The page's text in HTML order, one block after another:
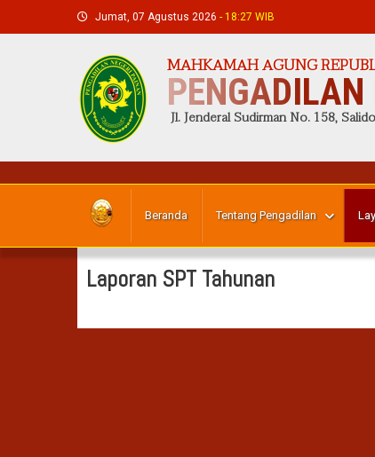
to
Jumat, 07 Agustus 2026 - 18:27 WIB
MAHKAMAH AGUNG
Jl. Jenderal Sudirman No. 158,
Beranda Tentang Pengadilan
Laporan SPT Tahunan